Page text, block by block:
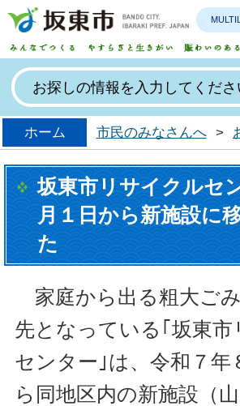
ホーム 市民のみなさんへ >
坂東市リサイクルセ
月１日から新施設に
た
家庭から出る粗大ご
先となっている｢坂東
センター｣は、令和７年
ら同地区内の新施設（山